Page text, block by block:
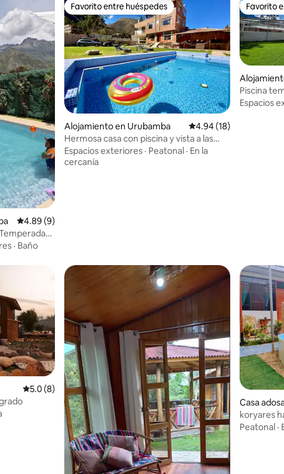
Calificación promedio: 4.89 de 5, 9 reseñas
4.89 (9)
· Baño
Favorito entre huéspedes
Favorito entre huéspedes
Alojamiento en Urubamba Calificación promedio:
4.94 (18)
Hermosa casa con piscina y vista a las
montañas.
Espacios exteriores · Peatonal · En la
cercanía
Favorito
Favorito
Piscina
áreas
Espacios
Calificación promedio: 5.0 de 5, 8 reseñas
5.0 (8)
Casa
onado
koryares
Peatonal ·